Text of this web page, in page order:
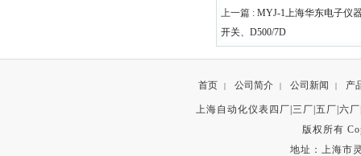
上一篇 : MYJ-1上海华东电子仪
开关、D500/7D
首页 | 公司简介 | 公司新闻 | 产
上海自动化仪表四厂|三厂|五厂|六
版权所有
地址：上海市